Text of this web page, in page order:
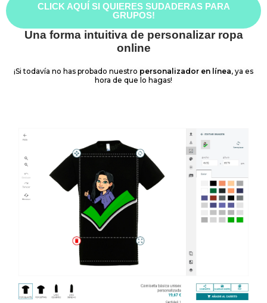
CLICK AQUÍ SI QUIERES SUDADERAS PARA
GRUPOS!
Una forma intuitiva de personalizar ropa
online
¡Si todavía no has probado nuestro personalizador en línea, ya es
hora de que lo hagas!